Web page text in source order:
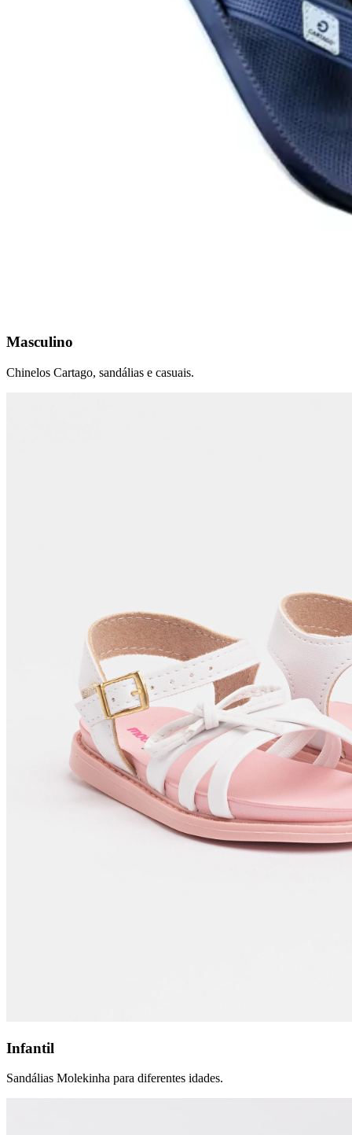
Masculino
Chinelos Cartago, sandálias e casuais.
Infantil
Sandálias Molekinha para diferentes idades.